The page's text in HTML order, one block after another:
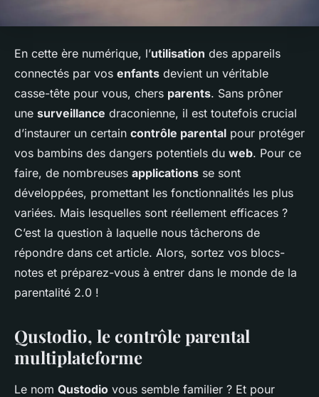
En cette ère numérique, l’utilisation des appareils
connectés par vos enfants devient un véritable
casse-tête pour vous, chers parents. Sans prôner
une surveillance draconienne, il est toutefois crucial
d’instaurer un certain contrôle parental pour protéger
vos bambins des dangers potentiels du web. Pour ce
faire, de nombreuses applications se sont
développées, promettant les fonctionnalités les plus
variées. Mais lesquelles sont réellement efficaces ?
C’est la question à laquelle nous tâcherons de
répondre dans cet article. Alors, sortez vos blocs-
notes et préparez-vous à entrer dans le monde de la
parentalité 2.0 !
Qustodio, le contrôle parental
multiplateforme
Le nom Qustodio vous semble familier ? Et pour